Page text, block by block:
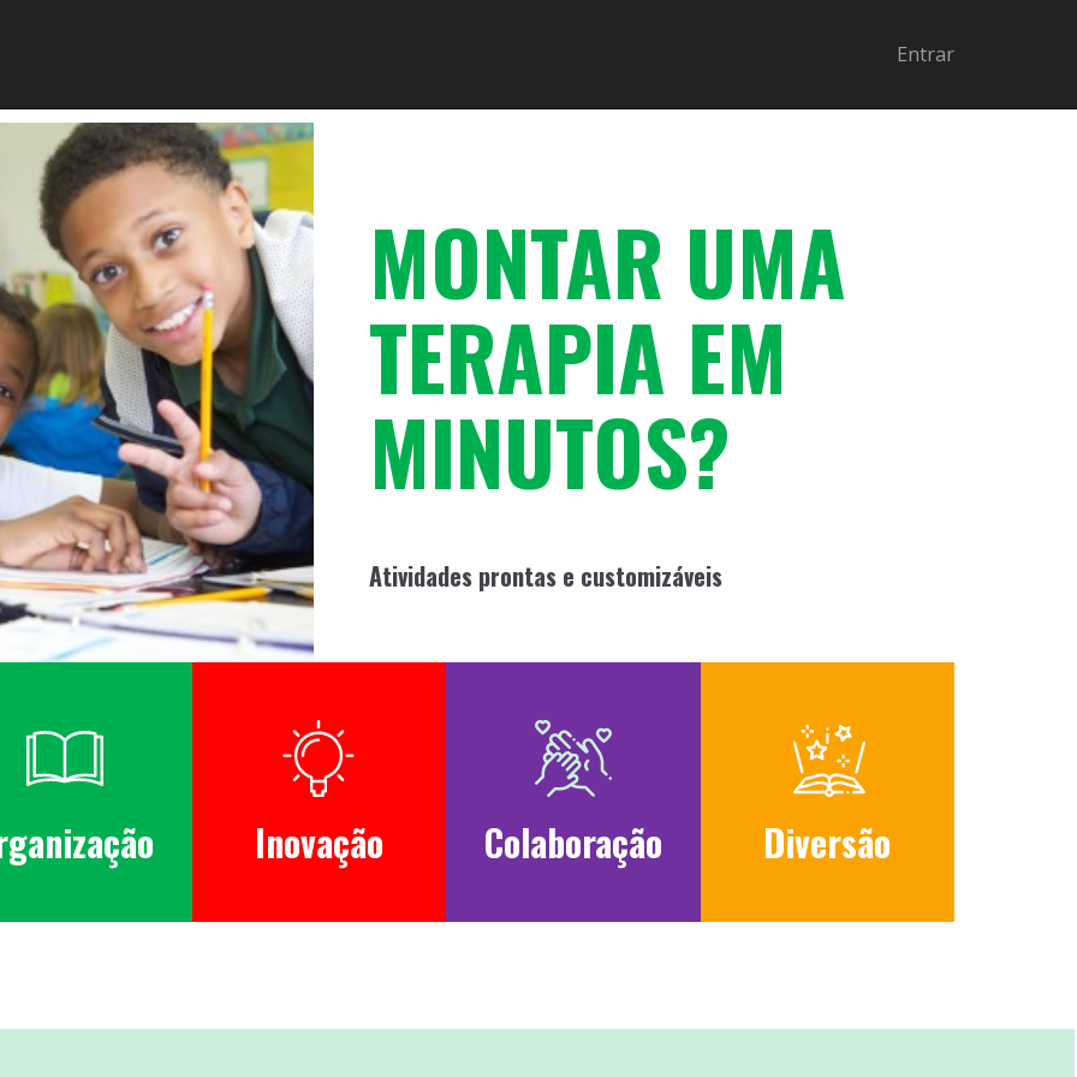
Entrar
MONTAR UMA
TERAPIA EM
MINUTOS?
Atividades prontas e customizáveis
Inovação Colaboração Diversão